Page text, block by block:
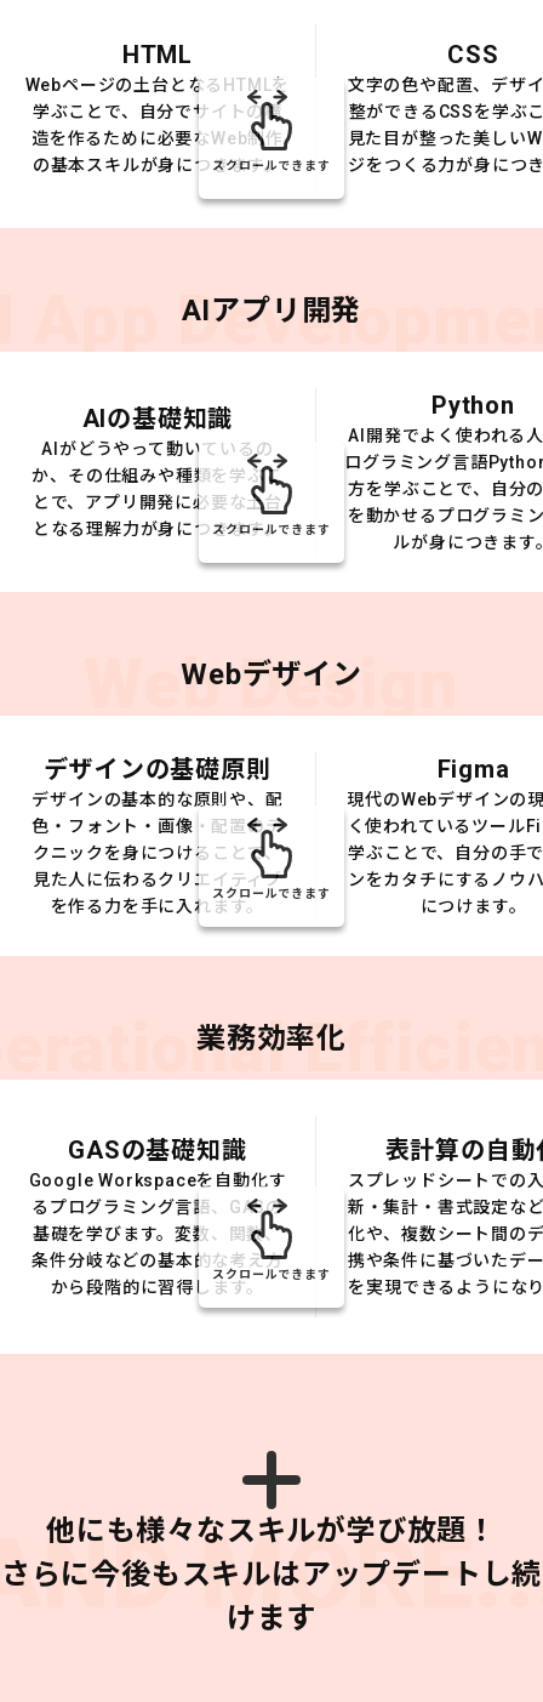
HTML
Webページの土台となるHTMLを
学ぶことで、自分でサイトの構
造を作るために必要なWeb制作
の基本スキルが身につきます。
CSS
文字の色や配置、デザ
整ができるCSSを学ぶ
見た目が整った美しい
ジをつくる力が身につ
スクロールできます
App AIアプリ開発
AIの基礎知識
AIがどうやって動いているの
か、その仕組みや種類を学ぶこ
とで、アプリ開発に必要な土台
となる理解力が身につきます。
Python
AI開発でよく使われる
ログラミング言語
方を学ぶことで、自分
を動かせるプログラミ
ルが身につきます
スクロールできます
Web Design
Webデザイン
デザインの基礎原則
デザインの基本的な原則や、配
色・フォント・画像・配置のテ
クニックを身につけることで、
見た人に伝わるクリエイティブ
を作る力を手に入れます。
Figma
現代のWebデザインの
く使われているツール
学ぶことで、自分の手
ンをカタチにするノウ
につけます。
スクロールできます
業務効率化
GASの基礎知識
Google Workspaceを自動化す
るプログラミング言語、GASの
基礎を学びます。変数、関数、
条件分岐などの基本的な考え方
から段階的に習得します。
表計算の自動
スプレッドシートでの
新・集計・書式設定な
化や、複数シート間の
携や条件に基づいたデ
を実現できるようにな
スクロールできます
他にも様々なスキルが学び放題！
さらに今後もスキルはアップデートし続
けます